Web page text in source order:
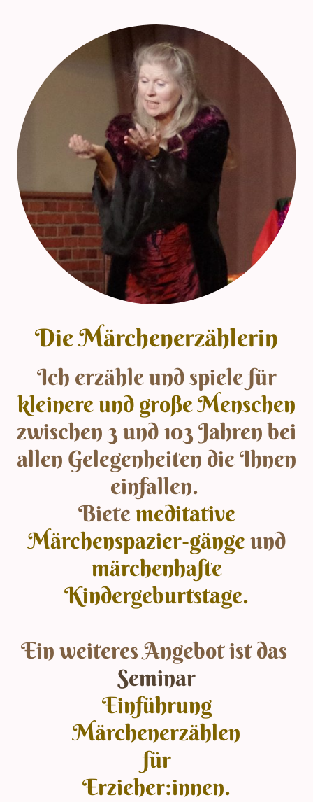
Die Märchenerzählerin
Ich erzähle und spiele für
kleinere und große Menschen
zwischen 3 und 103 Jahren bei
allen Gelegenheiten die Ihnen
einfallen.
Bietemeditative
Märchenspazier-gängeund
märchenhafte
Kindergeburtstage.
Ein weiteres Angebot ist das
Seminar
Einführung
Märchenerzählen
für
Erzieher:innen.